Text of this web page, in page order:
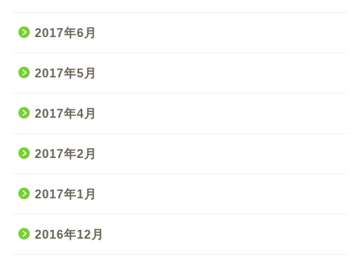
2017年6月
2017年5月
2017年4月
2017年2月
2017年1月
2016年12月